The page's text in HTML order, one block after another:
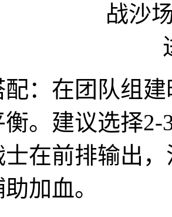
配：在团队组
。建议选择2-
士在前排输出
加血。